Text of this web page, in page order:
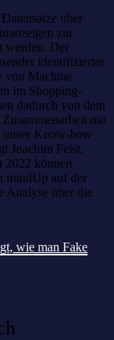
über
zur
werden. Der
identifizierter
von Machine
im Shopping-
dadurch von dem
mit
unser Know-how
Joachim Feist,
2022 können
mindUp auf der
Analyse über die
wie man Fake